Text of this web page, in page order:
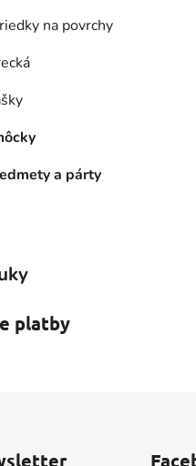
na povrchy
a párty
platby